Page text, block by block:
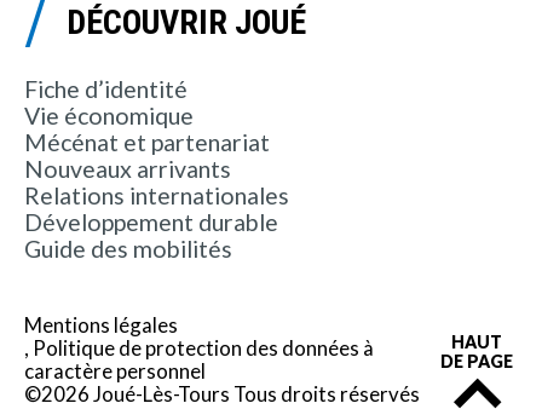
DÉCOUVRIR JOUÉ
Fiche d’identité
Vie économique
Mécénat et partenariat
Nouveaux arrivants
Relations internationales
Développement durable
Guide des mobilités
Mentions légales
Politique de protection des données à
caractère personnel
©2026 Joué-Lès-Tours Tous droits réservés
HAUT
DE PAGE